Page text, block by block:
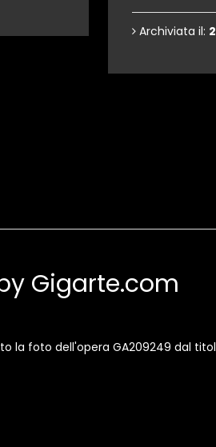
Archiviata il:
Gigarte.com
la foto dell'opera GA209249 dal